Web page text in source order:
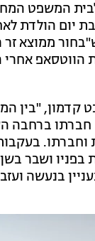
בן 18, במהלך
ממוצא
הווטסאפ
יחד עם
וחברתו.
ושבר
בנעשה